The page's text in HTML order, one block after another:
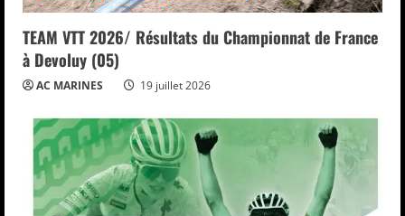
TEAM VTT 2026/ Résultats du Championnat de France
à Devoluy (05)
AC MARINES 19 juillet 2026